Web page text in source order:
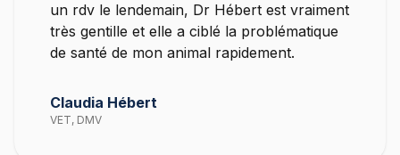
un rdv le lendemain, Dr Hébert est vraiment
très gentille et elle a ciblé la problématique
de santé de mon animal rapidement.
Claudia Hébert
VET, DMV